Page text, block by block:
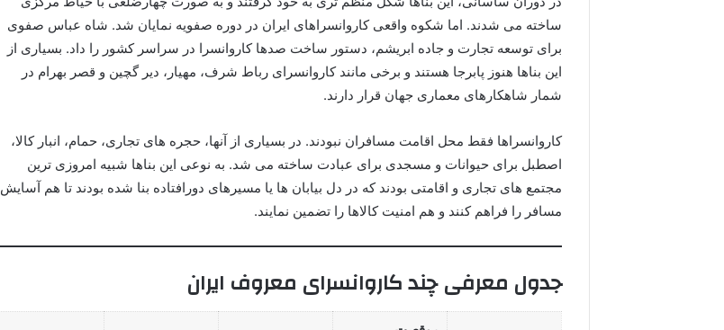
ساخته می شدند. اما شکوه واقعی کاروانسراهای ایران در دوره صفویه نمایان شد. شاه عباس صفوی
برای توسعه تجارت و جاده ابریشم، دستور ساخت صدها کاروانسرا در سراسر کشور را داد. بسیاری از
این بناها هنوز پابرجا هستند و برخی مانند کاروانسرای رباط شرف، مهیار، دیر گچین و قصر بهرام در
شمار شاهکارهای معماری جهان قرار دارند.
کاروانسراها فقط محل اقامت مسافران نبودند. در بسیاری از آنها، حجره های تجاری، حمام، انبار کالا،
اصطبل برای حیوانات و مسجدی برای عبادت ساخته می شد. به نوعی این بناها شبیه امروزی ترین
مجتمع های تجاری و اقامتی بودند که در دل بیابان ها یا مسیرهای دورافتاده بنا شده بودند تا هم آسایش
مسافر را فراهم کنند و هم امنیت کالاها را تضمین نمایند.
جدول معرفی چند کاروانسرای معروف ایران